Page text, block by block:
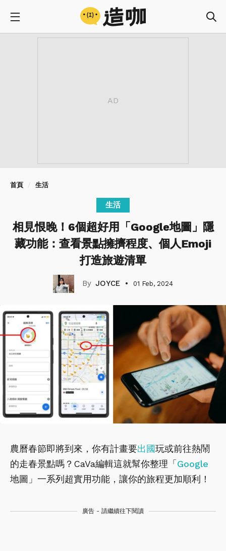
首頁 生活
生活
相見恨晚！6個超好用「Google地圖」隱
藏功能：查看景點擁擠程度、個人Emoji
打造旅遊清單
JOYCE 01 Feb, 2024
農曆春節即將到來，你有計畫要出國玩或前往熱鬧
的走春景點嗎？CaVa編輯這就幫你整理「 Google
地圖」一系列超實用功能，讓你的旅程更加順利！
廣告 - 請繼續往下閱讀